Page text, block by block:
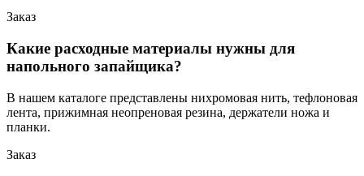
Заказ
Какие расходные материалы нужны для
напольного запайщика?
В нашем каталоге представлены нихромовая нить, тефлоновая
лента, прижимная неопреновая резина, держатели ножа и
планки.
Заказ